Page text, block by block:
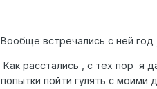
Вообще встречались с ней
Как расстались , с тех пор я
попытки пойти гулять с моими